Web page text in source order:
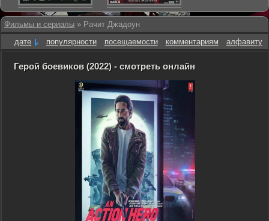
Фильмы и сериалы » Рачит Джадоун
дате
популярности посещаемости комментариям алфавиту
Герой боевиков (2022) - смотреть онлайн